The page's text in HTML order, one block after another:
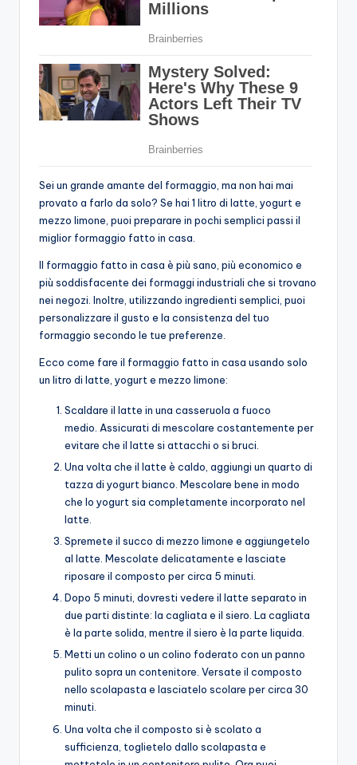
Sei un grande amante del formaggio, ma non hai mai
provato a farlo da solo? Se hai 1 litro di latte, yogurt e
mezzo limone, puoi preparare in pochi semplici passi il
miglior formaggio fatto in casa.
Il formaggio fatto in casa è più sano, più economico e
più soddisfacente dei formaggi industriali che si trovano
nei negozi. Inoltre, utilizzando ingredienti semplici, puoi
personalizzare il gusto e la consistenza del tuo
formaggio secondo le tue preferenze.
Ecco come fare il formaggio fatto in casa usando solo
un litro di latte, yogurt e mezzo limone:
Scaldare il latte in una casseruola a fuoco
medio. Assicurati di mescolare costantemente per
evitare che il latte si attacchi o si bruci.
Una volta che il latte è caldo, aggiungi un quarto di
tazza di yogurt bianco. Mescolare bene in modo
che lo yogurt sia completamente incorporato nel
latte.
Spremete il succo di mezzo limone e aggiungetelo
al latte. Mescolate delicatamente e lasciate
riposare il composto per circa 5 minuti.
Dopo 5 minuti, dovresti vedere il latte separato in
due parti distinte: la cagliata e il siero. La cagliata
è la parte solida, mentre il siero è la parte liquida.
Metti un colino o un colino foderato con un panno
pulito sopra un contenitore. Versate il composto
nello scolapasta e lasciatelo scolare per circa 30
minuti.
Una volta che il composto si è scolato a
sufficienza, toglietelo dallo scolapasta e